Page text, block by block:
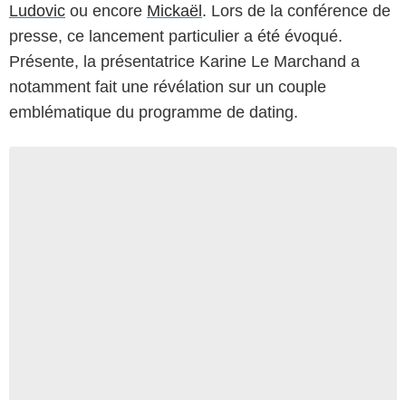
Ludovic ou encore Mickaël. Lors de la conférence de
presse, ce lancement particulier a été évoqué.
Présente, la présentatrice Karine Le Marchand a
notamment fait une révélation sur un couple
emblématique du programme de dating.